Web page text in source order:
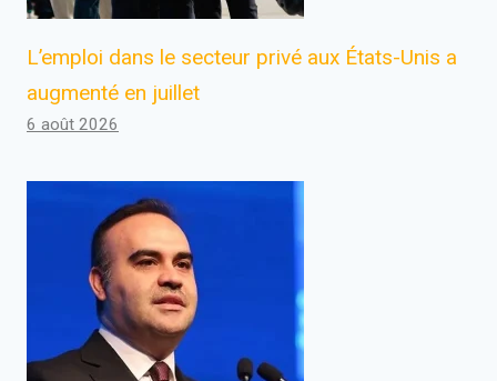
L’emploi dans le secteur privé aux États-Unis a
augmenté en juillet
6 août 2026